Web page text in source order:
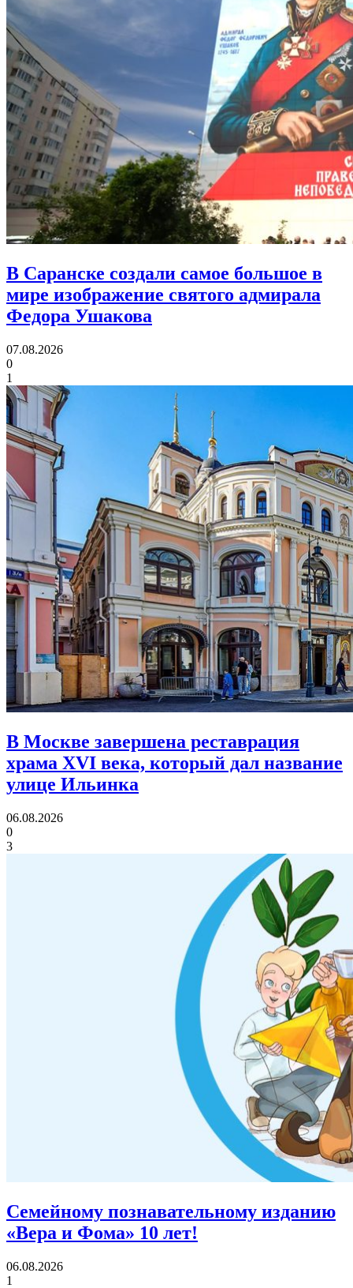
В Саранске создали самое большое в
мире изображение святого адмирала
Федора Ушакова
07.08.2026
0
1
В Москве завершена реставрация
храма XVI века, который дал название
улице Ильинка
06.08.2026
0
3
Семейному познавательному изданию
«Вера и Фома» 10 лет!
06.08.2026
1